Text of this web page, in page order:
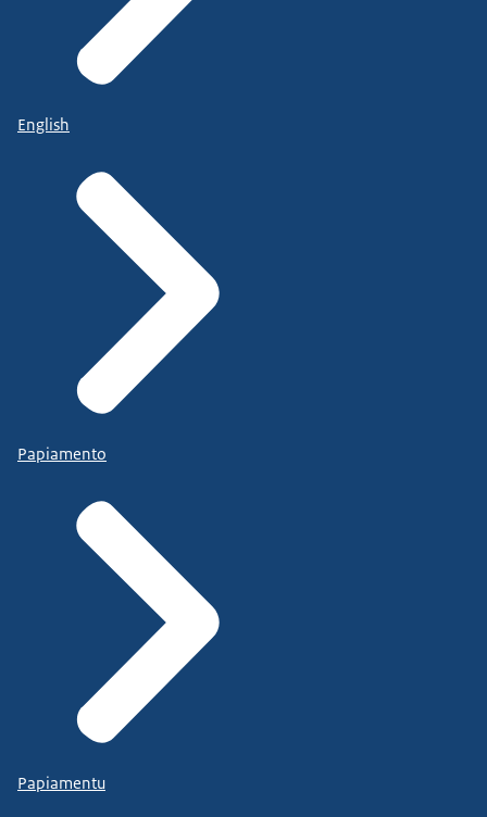
English
Papiamento
Papiamentu